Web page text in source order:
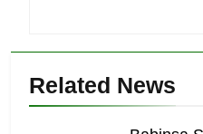
Related News